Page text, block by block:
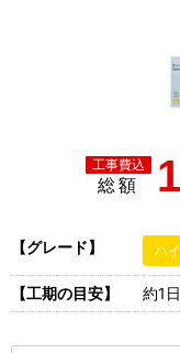
総額
【グレード】 ハ
【工期の目安】 約1日